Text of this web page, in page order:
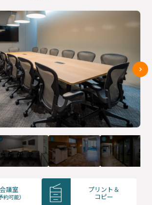
会議室
約可能）
プリント＆
コピー